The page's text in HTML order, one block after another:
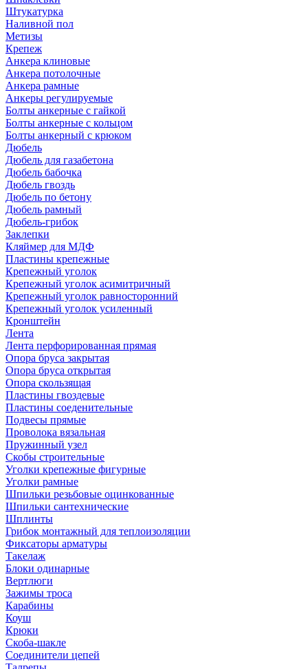
Штукатурка
Наливной пол
Метизы
Крепеж
Анкера клиновые
Анкера потолочные
Анкера рамные
Анкеры регулируемые
Болты анкерные с гайкой
Болты анкерные с кольцом
Болты анкерный с крюком
Дюбель
Дюбель для газабетона
Дюбель бабочка
Дюбель гвоздь
Дюбель по бетону
Дюбель рамный
Дюбель-грибок
Заклепки
Кляймер для МДФ
Пластины крепежные
Крепежный уголок
Крепежный уголок асимитричный
Крепежный уголок равносторонний
Крепежный уголок усиленный
Кронштейн
Лента
Лента перфорированная прямая
Опора бруса закрытая
Опора бруса открытая
Опора скользящая
Пластины гвоздевые
Пластины соеденительные
Подвесы прямые
Проволока вязальная
Пружинный узел
Скобы строительные
Уголки крепежные фигурные
Уголки рамные
Шпильки резьбовые оцинкованные
Шпильки сантехнические
Шплинты
Грибок монтажный для теплоизоляции
Фиксаторы арматуры
Такелаж
Блоки одинарные
Вертлюги
Зажимы троса
Карабины
Коуш
Крюки
Скоба-шакле
Соединители цепей